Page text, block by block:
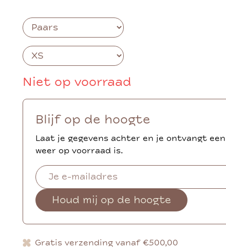
Niet op voorraad
Blijf op de hoogte
Laat je gegevens achter en je ontvangt
weer op voorraad is.
Houd mij op de hoogte
Gratis verzending vanaf €500,00